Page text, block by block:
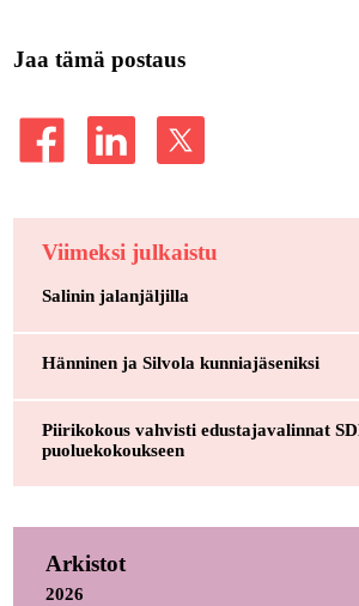
Jaa tämä postaus
Viimeksi julkaistu
Salinin jalanjäljilla
Hänninen ja Silvola kunniajäseniksi
Piirikokous vahvisti edustajavalinnat
puoluekokoukseen
Arkistot
2026